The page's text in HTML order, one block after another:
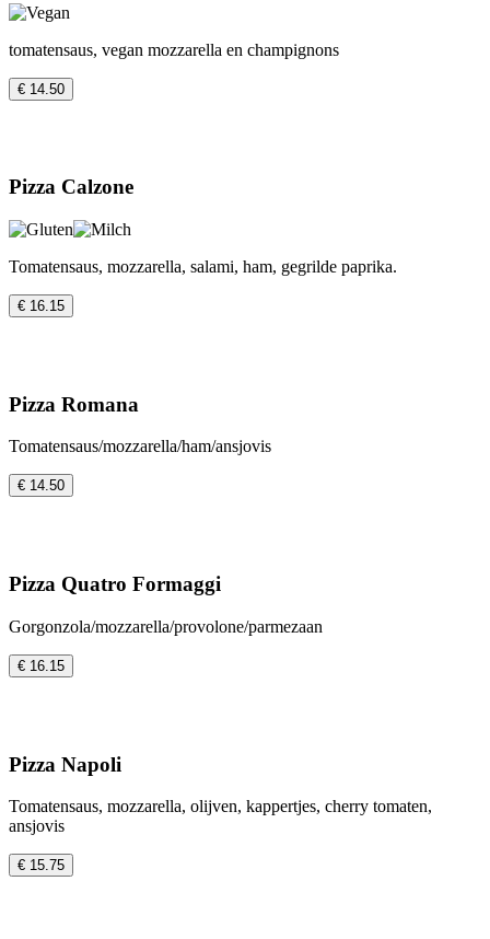
tomatensaus, vegan mozzarella en champignons
€ 14.50
Pizza Calzone
Tomatensaus, mozzarella, salami, ham, gegrilde paprika.
€ 16.15
Pizza Romana
Tomatensaus/mozzarella/ham/ansjovis
€ 14.50
Pizza Quatro Formaggi
Gorgonzola/mozzarella/provolone/parmezaan
€ 16.15
Pizza Napoli
Tomatensaus, mozzarella, olijven, kappertjes, cherry tomaten,
ansjovis
€ 15.75